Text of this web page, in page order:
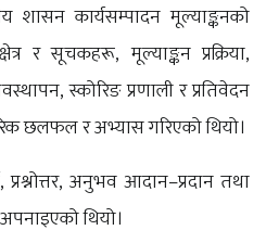
शासन कार्यसम्पादन मूल्याङ्कनको
र सूचकहरू, मूल्याङ्कन प्रक्रिया,
स्कोरिङ प्रणाली र प्रतिवेदन
छलफल र अभ्यास गरिएको थियो।
प्रश्नोत्तर, अनुभव आदान–प्रदान तथा
थियो।